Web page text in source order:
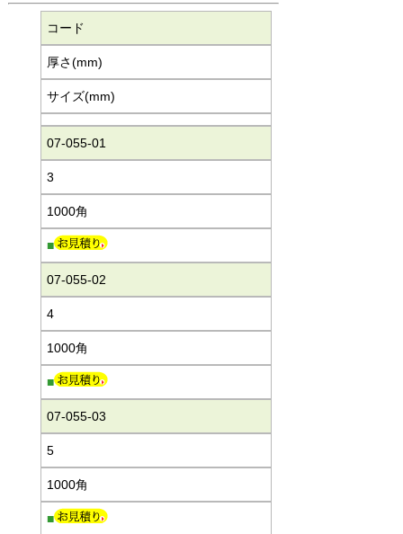
コード
厚さ(mm)
サイズ(mm)
07-055-01
3
1000角
■
07-055-02
4
1000角
■
07-055-03
5
1000角
■